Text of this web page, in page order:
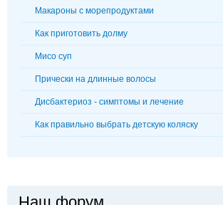
Макароны с морепродуктами
Как приготовить долму
Мисо суп
Прически на длинные волосы
Дисбактериоз - симптомы и лечение
Как правильно выбрать детскую коляску